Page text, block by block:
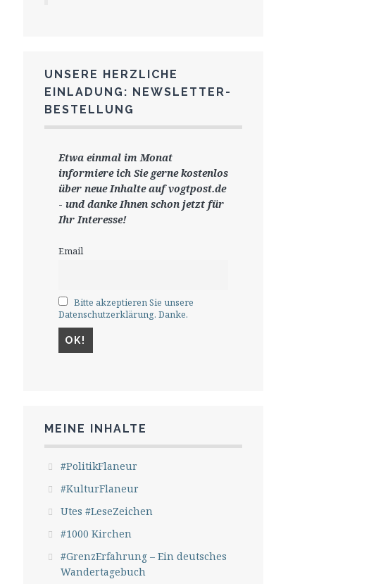
UNSERE HERZLICHE
EINLADUNG: NEWSLETTER-
BESTELLUNG
Etwa einmal im Monat
informiere ich Sie gernekostenlos
über neue Inhalte auf vogtpost.de
- und danke Ihnen schon jetzt für
Ihr Interesse!
Email
Bitte akzeptieren Sie unsere
Datenschutzerklärung. Danke.
MEINE INHALTE
#PolitikFlaneur
#KulturFlaneur
Utes #LeseZeichen
#1000 Kirchen
#GrenzErfahrung – Ein deutsches
Wandertagebuch